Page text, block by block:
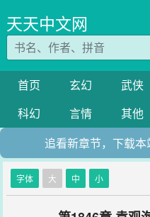
天天中文网
首页 玄幻 武侠
科幻
言情 其他
追看新章节，下载
字体 大 中 小